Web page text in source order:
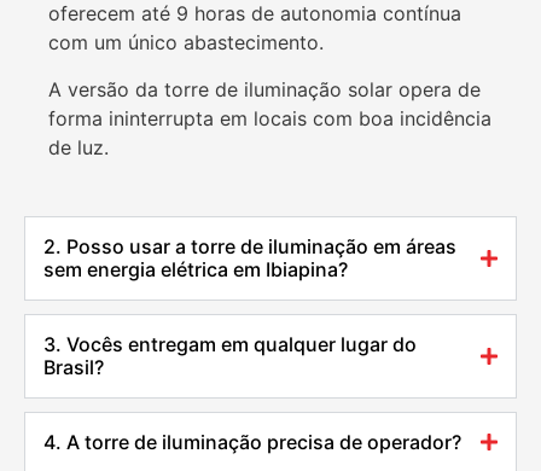
oferecem até 9 horas de autonomia contínua
com um único abastecimento.
A versão da torre de iluminação solar opera de
forma ininterrupta em locais com boa incidência
de luz.
2. Posso usar a torre de iluminação em áreas
sem energia elétrica em Ibiapina?
3. Vocês entregam em qualquer lugar do
Brasil?
4. A torre de iluminação precisa de operador?